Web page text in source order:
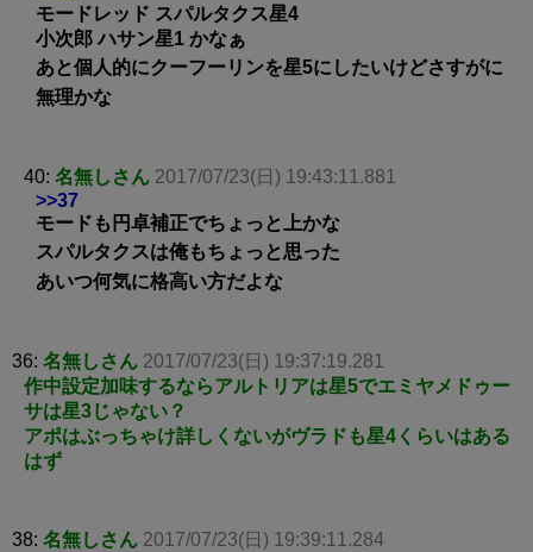
モードレッド スパルタクス星4
小次郎 ハサン星1 かなぁ
あと個人的にクーフーリンを星5にしたいけどさすがに
無理かな
40: 名無しさん 2017/07/23(日) 19:43:11.881
>>37
モードも円卓補正でちょっと上かな
スパルタクスは俺もちょっと思った
あいつ何気に格高い方だよな
36: 名無しさん 2017/07/23(日) 19:37:19.281
作中設定加味するならアルトリアは星5でエミヤメドゥー
サは星3じゃない？
アポはぶっちゃけ詳しくないがヴラドも星4くらいはある
はず
38: 名無しさん 2017/07/23(日) 19:39:11.284